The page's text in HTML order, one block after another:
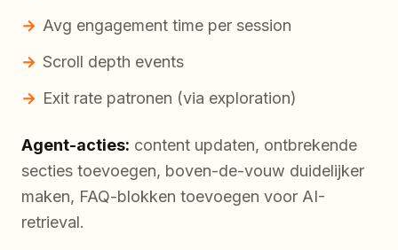
Avg engagement time per session
Scroll depth events
Exit rate patronen (via exploration)
Agent-acties: content updaten, ontbrekende
secties toevoegen, boven-de-vouw duidelijker
maken, FAQ-blokken toevoegen voor AI-
retrieval.